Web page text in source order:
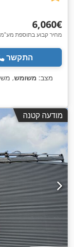
‏6,060 ‏€
מחיר קבוע בתוספת מע"מ
התקשר
מצב: משומש,
מודעה קטנה